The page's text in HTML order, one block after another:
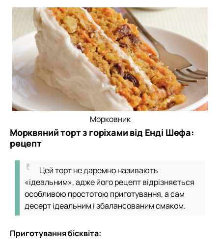
Морковник
Морквяний торт з горіхами від Енді Шефа:
рецепт
Цей торт не даремно називають
«ідеальним», адже його рецепт відрізняється
особливою простотою приготування, а сам
десерт ідеальним і збалансованим смаком.
Приготування бісквіта: